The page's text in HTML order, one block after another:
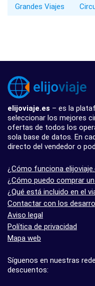
Grandes Viajes
elijoviaje.es – es la
seleccionar los mejores
ofertas de todos los
sola base de datos. En
directo del vendedor o
¿Cómo funciona
¿Cómo puedo comprar
¿Qué está incluido en el
Contactar con los
Aviso legal
Política de privacidad
Mapa web
Síguenos en nuestras
descuentos: